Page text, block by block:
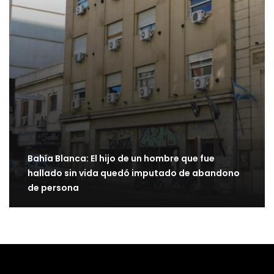
Bahía Blanca: El hijo de un hombre que fue
hallado sin vida quedó imputado de abandono
de persona